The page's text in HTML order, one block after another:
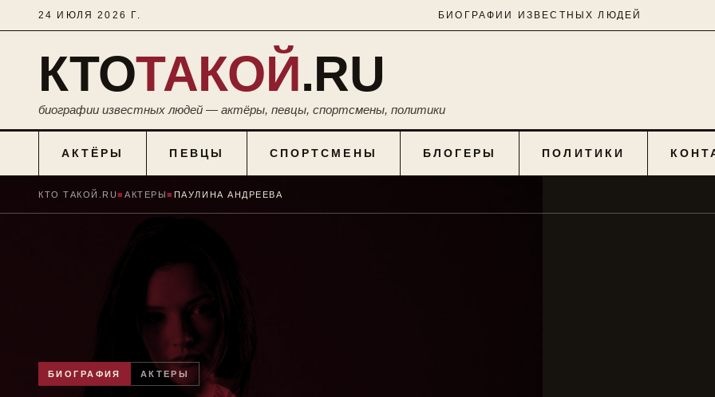
24 ИЮЛЯ 2026 Г. БИОГРАФИИ ИЗВЕСТНЫХ ЛЮДЕЙ
КТОТАКОЙ.RU
биографии известных людей — актёры, певцы, спортсмены, политики
АКТЁРЫ ПЕВЦЫ СПОРТСМЕНЫ БЛОГЕРЫ ПОЛИТИКИ
КТО ТАКОЙ.RU■АКТЕРЫ■ ПАУЛИНА АНДРЕЕВА
БИОГРАФИЯ АКТЕРЫ